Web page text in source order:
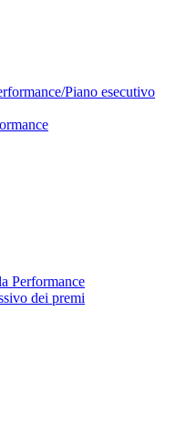
Piano esecutivo
Performance
dei premi